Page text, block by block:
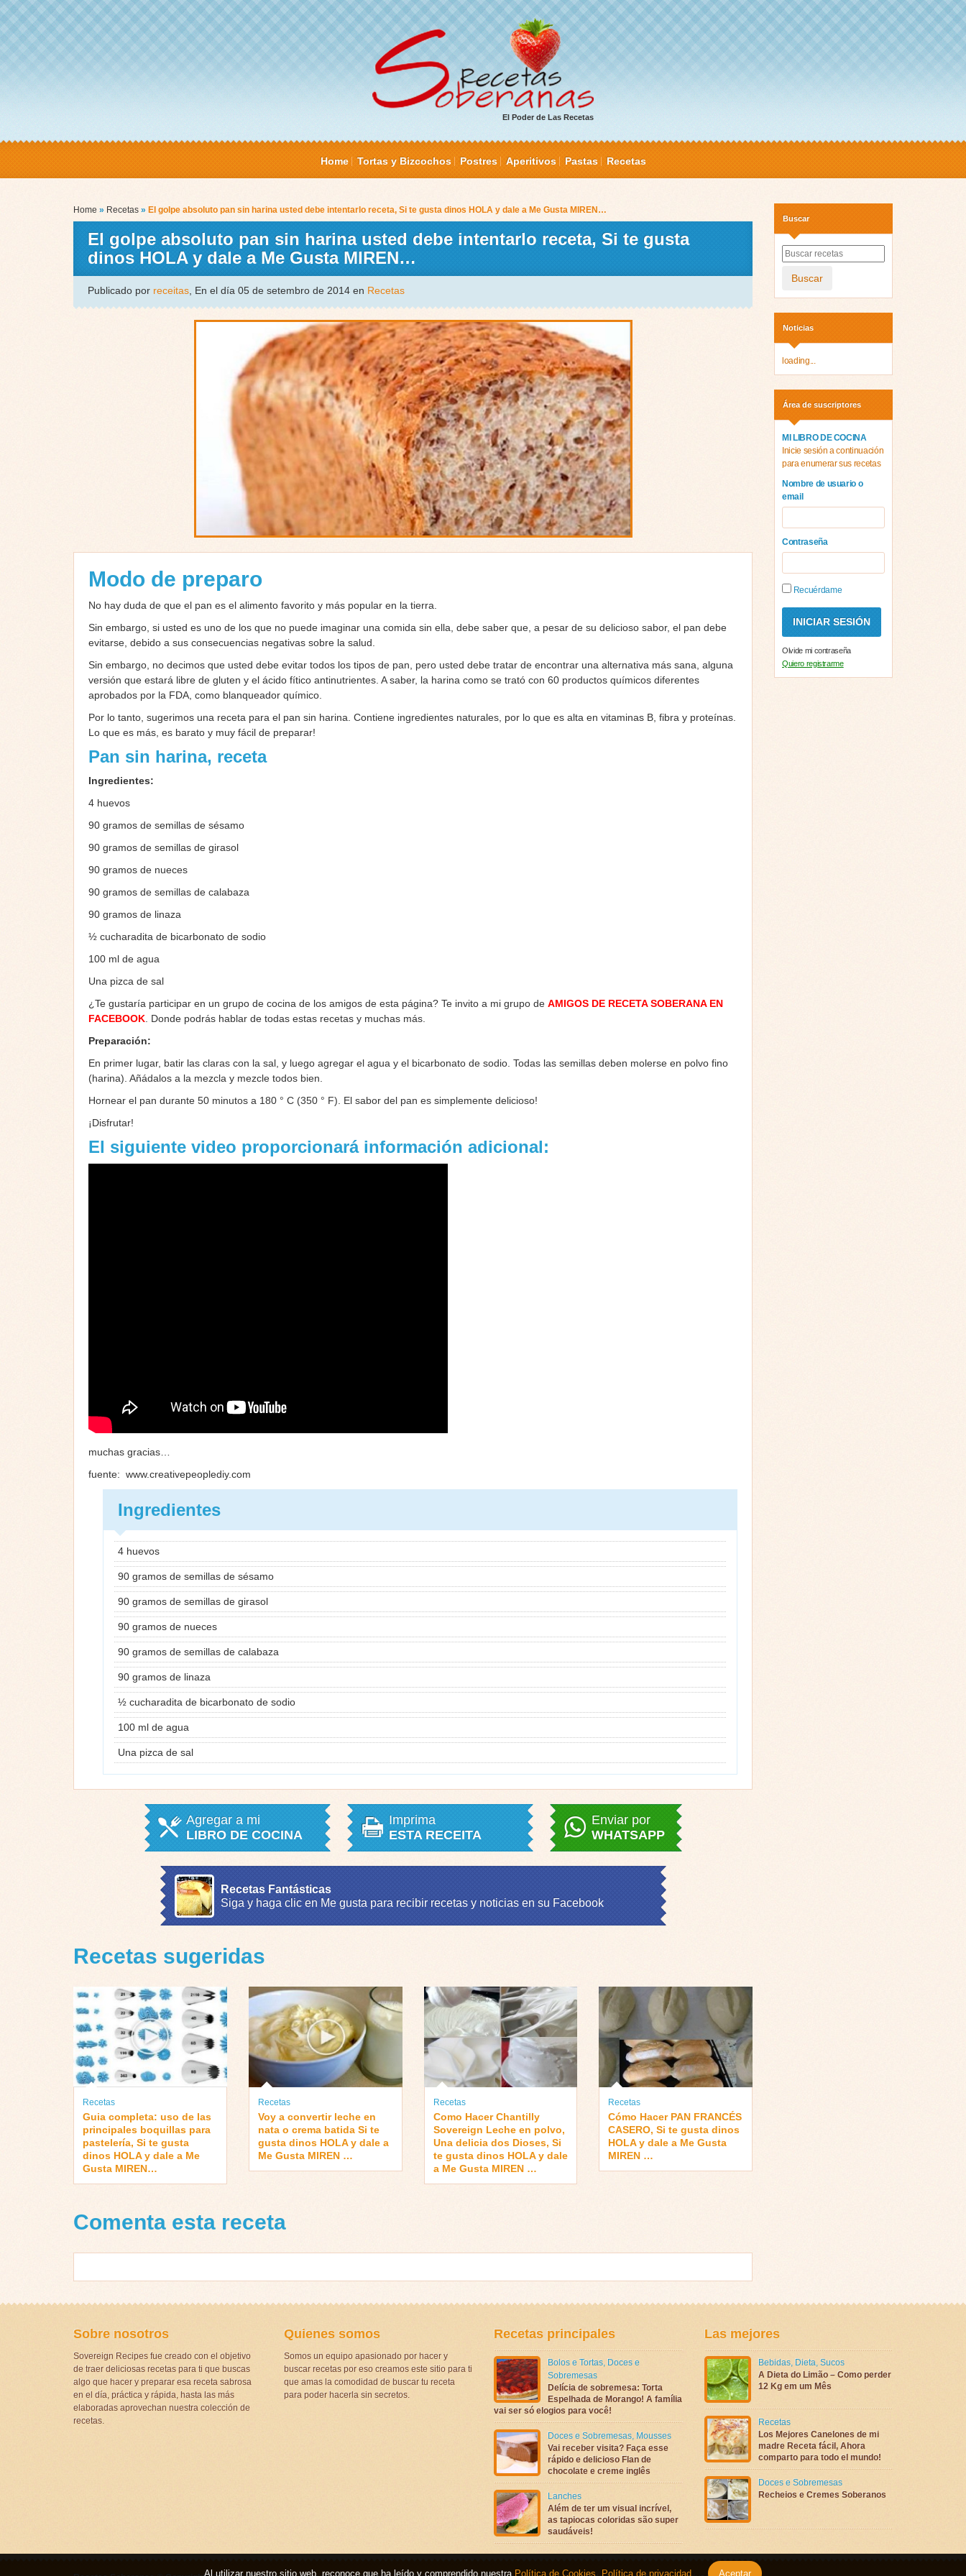
El Poder de Las Recetas
Home Tortas y Bizcochos Postres Aperitivos Pastas Recetas
Home » Recetas » El golpe absoluto pan sin harina usted debe intentarlo receta, Si te gusta dinos HOLA y dale a Me Gusta MIREN…
El golpe absoluto pan sin harina usted debe intentarlo receta, Si te gusta
dinos HOLA y dale a Me Gusta MIREN…
Publicado por receitas , En el día 05 de setembro de 2014 en Recetas
Modo de preparo
No hay duda de que el pan es el alimento favorito y más popular en la tierra.
Sin embargo, si usted es uno de los que no puede imaginar una comida sin ella, debe saber que, a pesar de su delicioso sabor, el pan debe
evitarse, debido a sus consecuencias negativas sobre la salud.
Sin embargo, no decimos que usted debe evitar todos los tipos de pan, pero usted debe tratar de encontrar una alternativa más sana, alguna
versión que estará libre de gluten y el ácido fítico antinutrientes. A saber, la harina como se trató con 60 productos químicos diferentes
aprobados por la FDA, como blanqueador químico.
Por lo tanto, sugerimos una receta para el pan sin harina. Contiene ingredientes naturales, por lo que es alta en vitaminas B, fibra y proteínas.
Lo que es más, es barato y muy fácil de preparar!
Pan sin harina, receta
Ingredientes:
4 huevos
90 gramos de semillas de sésamo
90 gramos de semillas de girasol
90 gramos de nueces
90 gramos de semillas de calabaza
90 gramos de linaza
½ cucharadita de bicarbonato de sodio
100 ml de agua
Una pizca de sal
¿Te gustaría participar en un grupo de cocina de los amigos de esta página? Te invito a mi grupo de AMIGOS DE RECETA SOBERANA EN
FACEBOOK . Donde podrás hablar de todas estas recetas y muchas más.
Preparación:
En primer lugar, batir las claras con la sal, y luego agregar el agua y el bicarbonato de sodio. Todas las semillas deben molerse en polvo fino
(harina). Añádalos a la mezcla y mezcle todos bien.
Hornear el pan durante 50 minutos a 180 ° C (350 ° F). El sabor del pan es simplemente delicioso!
¡Disfrutar!
El siguiente video proporcionará información adicional:
muchas gracias…
fuente: www.creativepeoplediy.com
Ingredientes
4 huevos
90 gramos de semillas de sésamo
90 gramos de semillas de girasol
90 gramos de nueces
90 gramos de semillas de calabaza
90 gramos de linaza
½ cucharadita de bicarbonato de sodio
100 ml de agua
Una pizca de sal
Agregar a mi
LIBRO DE COCINA
Imprima
ESTA RECEITA
Enviar por
WHATSAPP
Recetas Fantásticas
Siga y haga clic en Me gusta para recibir recetas y noticias en su Facebook
Recetas sugeridas
Recetas
Guia completa: uso de las
principales boquillas para
pastelería, Si te gusta
dinos HOLA y dale a Me
Gusta MIREN…
Recetas
Voy a convertir leche en
nata o crema batida Si te
gusta dinos HOLA y dale a
Me Gusta MIREN …
Recetas
Como Hacer Chantilly
Sovereign Leche en polvo,
Una delicia dos Dioses, Si
te gusta dinos HOLA y dale
a Me Gusta MIREN …
Recetas
Cómo Hacer PAN FRANCÉS
CASERO, Si te gusta dinos
HOLA y dale a Me Gusta
MIREN …
Comenta esta receta
Buscar
Buscar
Noticias
loading...
Área de suscriptores
MI LIBRO DE COCINA
Inicie sesión a continuación
para enumerar sus recetas
Nombre de usuario o
email
Contraseña
Recuérdame
Olvide mi contraseña
Quiero registrarme
Sobre nosotros
Sovereign Recipes fue creado con el objetivo
de traer deliciosas recetas para ti que buscas
algo que hacer y preparar esa receta sabrosa
en el día, práctica y rápida, hasta las más
elaboradas aprovechan nuestra colección de
recetas.
Quienes somos
Somos un equipo apasionado por hacer y
buscar recetas por eso creamos este sitio para ti
que amas la comodidad de buscar tu receta
para poder hacerla sin secretos.
Recetas principales
Bolos e Tortas, Doces e
Sobremesas
Delícia de sobremesa: Torta
Espelhada de Morango! A família
vai ser só elogios para você!
Doces e Sobremesas, Mousses
Vai receber visita? Faça esse
rápido e delicioso Flan de
chocolate e creme inglês
Lanches
Além de ter um visual incrível,
as tapiocas coloridas são super
saudáveis!
Las mejores
Bebidas, Dieta, Sucos
A Dieta do Limão – Como perder
12 Kg em um Mês
Recetas
Los Mejores Canelones de mi
madre Receta fácil, Ahora
comparto para todo el mundo!
Doces e Sobremesas
Recheios e Cremes Soberanos
Al utilizar nuestro sitio web, reconoce que ha leído y comprendido nuestra Política de Cookies Política de privacidad Aceptar